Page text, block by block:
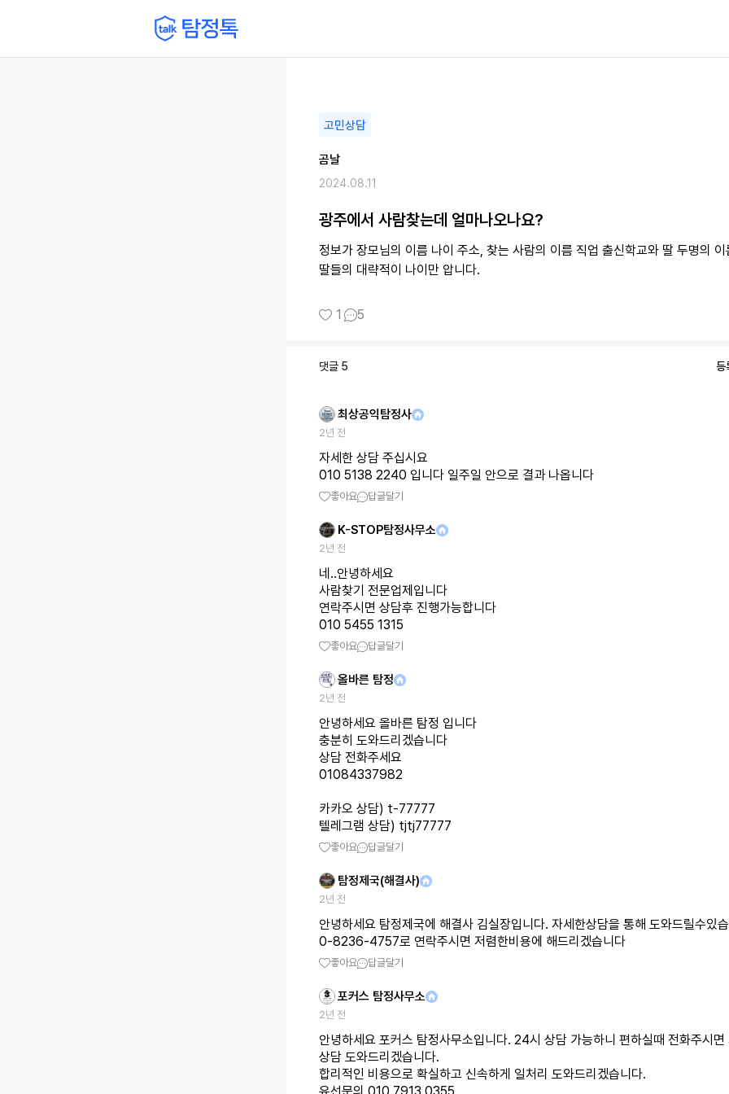
고민상담
곰날
2024.08.11
광주에서 사람찾는데 얼마나오나요?
정보가 장모님의 이름 나이 주소, 찾는 사람의 이름 직업 출신학교와 딸 두명의
딸들의 대략적이 나이만 압니다.
1 5
댓글 5 등
최상공익탐정사
2년 전
자세한 상담 주십시요
010 5138 2240 입니다 일주일 안으로 결과 나옵니다
좋아요 답글달기
K-STOP탐정사무소
2년 전
네..안녕하세요
사람찾기 전문업제입니다
연락주시면 상담후 진행가능합니다
010 5455 1315
좋아요 답글달기
올바른 탐정
2년 전
안녕하세요 올바른 탐정 입니다
충분히 도와드리겠습니다
상담 전화주세요
01084337982
카카오 상담) t-77777
텔레그램 상담) tjtj77777
좋아요 답글달기
탐정제국(해결사)
2년 전
안녕하세요 탐정제국에 해결사 김실장입니다. 자세한상담을 통해 도와드릴수있
0-8236-4757로 연락주시면 저렴한비용에 해드리겠습니다
좋아요 답글달기
포커스 탐정사무소
2년 전
안녕하세요 포커스 탐정사무소입니다. 24시 상담 가능하니 편하실때 전화주시면
상담 도와드리겠습니다.
합리적인 비용으로 확실하고 신속하게 일처리 도와드리겠습니다.